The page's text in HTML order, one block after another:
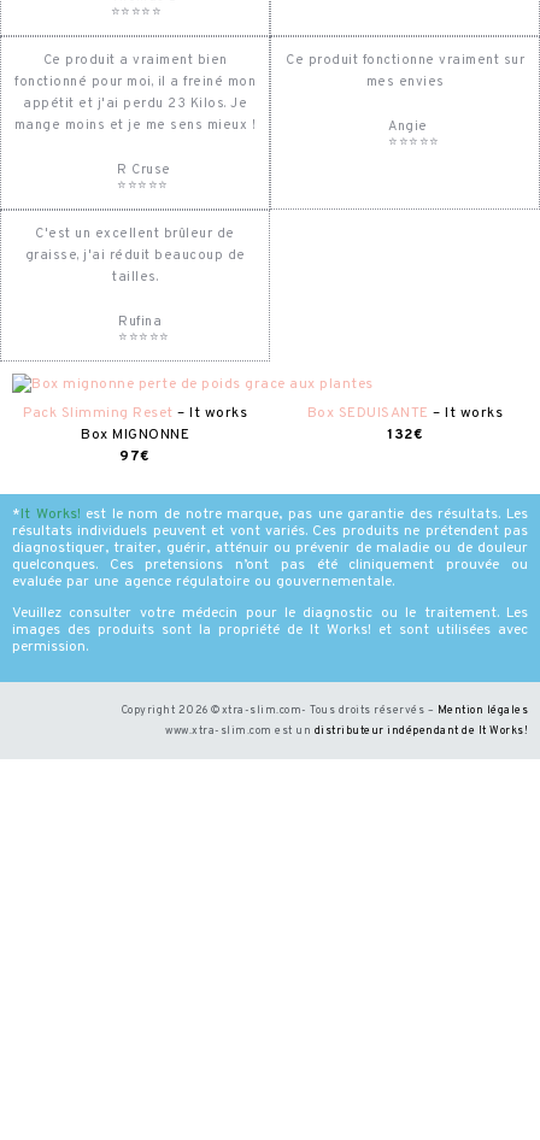
⭐⭐⭐⭐⭐
Ce produit a vraiment bien
fonctionné pour moi, il a freiné mon
appétit et j'ai perdu 23 Kilos. Je
mange moins et je me sens mieux !
R Cruse
⭐⭐⭐⭐⭐
Ce produit fonctionne vraiment sur
mes envies
Angie
⭐⭐⭐⭐⭐
C'est un excellent brûleur de
graisse, j'ai réduit beaucoup de
tailles.
Rufina
⭐⭐⭐⭐⭐
Pack Slimming Reset – It works
Box MIGNONNE
97€
Box SEDUISANTE – It works
132€
*It Works! est le nom de notre marque, pas une garantie des résultats. Les
résultats individuels peuvent et vont variés. Ces produits ne prétendent pas
diagnostiquer, traiter, guérir, atténuir ou prévenir de maladie ou de douleur
quelconques. Ces pretensions n’ont pas été cliniquement prouvée ou
evaluée par une agence régulatoire ou gouvernementale.
Veuillez consulter votre médecin pour le diagnostic ou le traitement. Les
images des produits sont la propriété de It Works! et sont utilisées avec
permission.
Copyright 2026 ©xtra-slim.com- Tous droits réservés – Mention légales
www.xtra-slim.com est un distributeur indépendant de It Works!